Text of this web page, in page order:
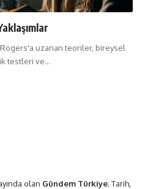
uzanan teoriler, bireysel
testleri ve…
olan Gündem Türkiye; Tarih,